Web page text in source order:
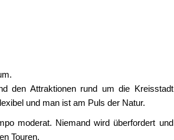
den Attraktionen rund um die Kreisstadt
und man ist am Puls der Natur.
moderat. Niemand wird überfordert und
Touren.